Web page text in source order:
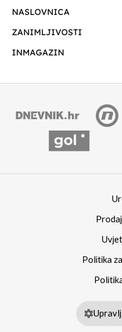
NASLOVNICA
ZANIMLJIVOSTI
INMAGAZIN
Politika